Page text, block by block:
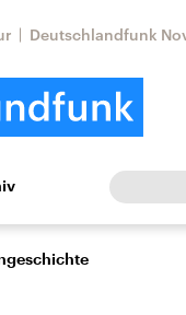
Deutschlandfunk
Europa